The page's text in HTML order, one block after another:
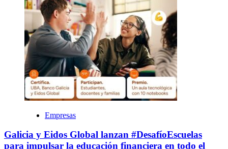
Empresas
Galicia y Eidos Global lanzan #DesafíoEscuelas
para impulsar la educación financiera en todo el